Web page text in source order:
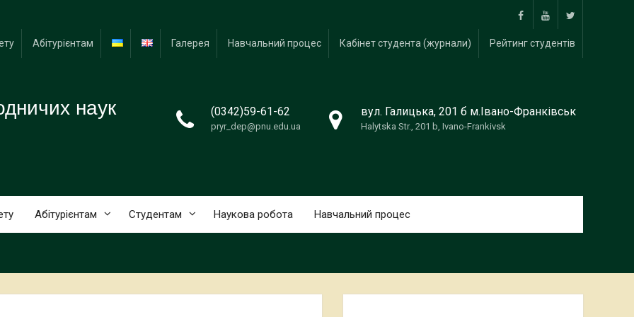
FacebookYoutube
Абітурієнтам Галерея Навчальний процес Кабінет студента (журнали) Рейтинг студентів
наук (0342)59-61-62
pryr_dep@pnu.edu.ua
вул. Галицька, 201 б м.Івано-Франківськ
Halytska Str., 201 b, Ivano-Frankivsk
Абітурієнтам Студентам Наукова робота Навчальний процес